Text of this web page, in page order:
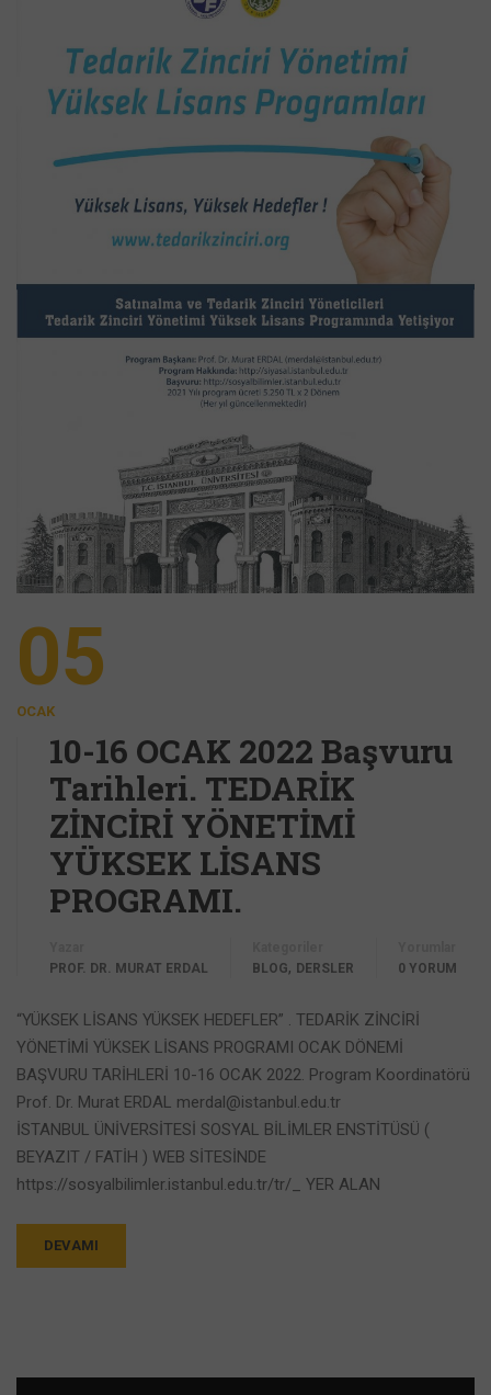
05
OCAK
10-16 OCAK 2022 Başvuru
Tarihleri. TEDARİK
ZİNCİRİ YÖNETİMİ
YÜKSEK LİSANS
PROGRAMI.
PROF. DR. MURAT ERDAL
BLOG, DERSLER
0 YORUM
“YÜKSEK LİSANS YÜKSEK HEDEFLER” . TEDARİK ZİNCİRİ
YÖNETİMİ YÜKSEK LİSANS PROGRAMI OCAK DÖNEMİ
BAŞVURU TARİHLERİ 10-16 OCAK 2022. Program Koordinatörü
Prof. Dr. Murat ERDAL merdal@istanbul.edu.tr
İSTANBUL ÜNİVERSİTESİ SOSYAL BİLİMLER ENSTİTÜSÜ (
BEYAZIT / FATİH ) WEB SİTESİNDE
https://sosyalbilimler.istanbul.edu.tr/tr/_ YER ALAN
DEVAMI